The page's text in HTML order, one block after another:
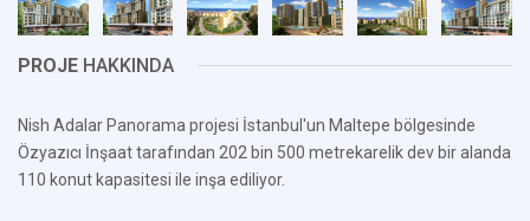
PROJE HAKKINDA
Nish Adalar Panorama projesi İstanbul'un Maltepe bölgesinde
Özyazıcı İnşaat tarafından 202 bin 500 metrekarelik dev bir alanda
110 konut kapasitesi ile inşa ediliyor.